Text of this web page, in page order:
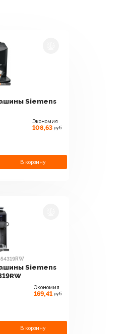
Siemens
Экономия
108,63 руб.
В корзину
Siemens
Экономия
169,41 руб.
В корзину